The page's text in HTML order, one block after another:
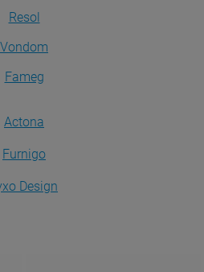
Resol
Vondom
Fameg
Actona
Furnigo
Design